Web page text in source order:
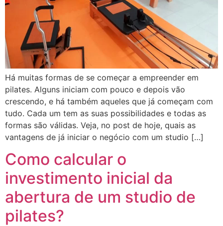
Há muitas formas de se começar a empreender em
pilates. Alguns iniciam com pouco e depois vão
crescendo, e há também aqueles que já começam com
tudo. Cada um tem as suas possibilidades e todas as
formas são válidas. Veja, no post de hoje, quais as
vantagens de já iniciar o negócio com um studio […]
Como calcular o
investimento inicial da
abertura de um studio de
pilates?